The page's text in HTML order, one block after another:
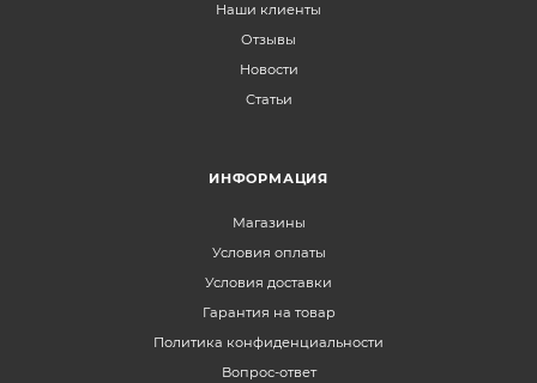
Наши клиенты
Отзывы
Новости
Статьи
ИНФОРМАЦИЯ
Магазины
Условия оплаты
Условия доставки
Гарантия на товар
Политика конфиденциальности
Вопрос-ответ